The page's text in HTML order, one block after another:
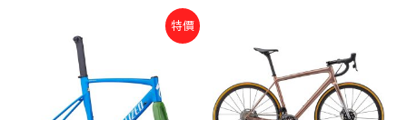
特價
NT$38,000。
目
前
NT$38,000。